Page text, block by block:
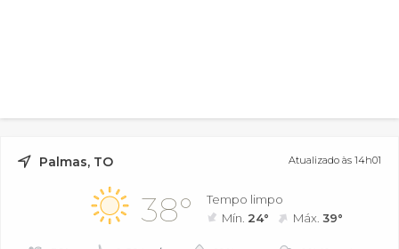
Palmas, TO Atualizado às 14h01
38°
Tempo limpo
Mín. 24° Máx.39°